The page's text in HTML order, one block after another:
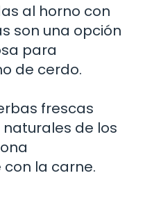
al horno con
son una opción
para
de cerdo.
frescas
de los
la carne.